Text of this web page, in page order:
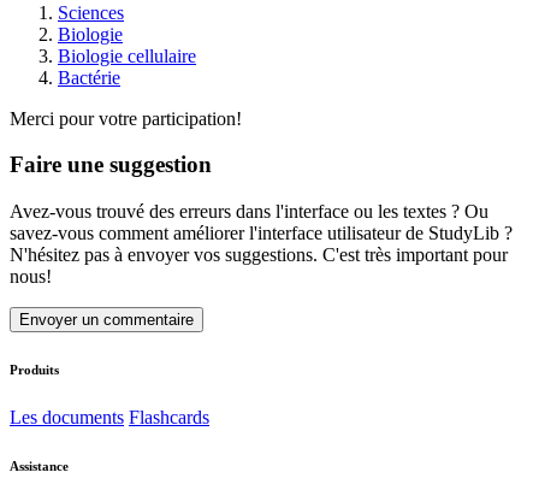
Sciences
Biologie
Biologie cellulaire
Bactérie
Merci pour votre participation!
Faire une suggestion
Avez-vous trouvé des erreurs dans l'interface ou les textes ? Ou
savez-vous comment améliorer l'interface utilisateur de StudyLib ?
N'hésitez pas à envoyer vos suggestions. C'est très important pour
nous!
Envoyer un commentaire
Produits
Les documents Flashcards
Assistance